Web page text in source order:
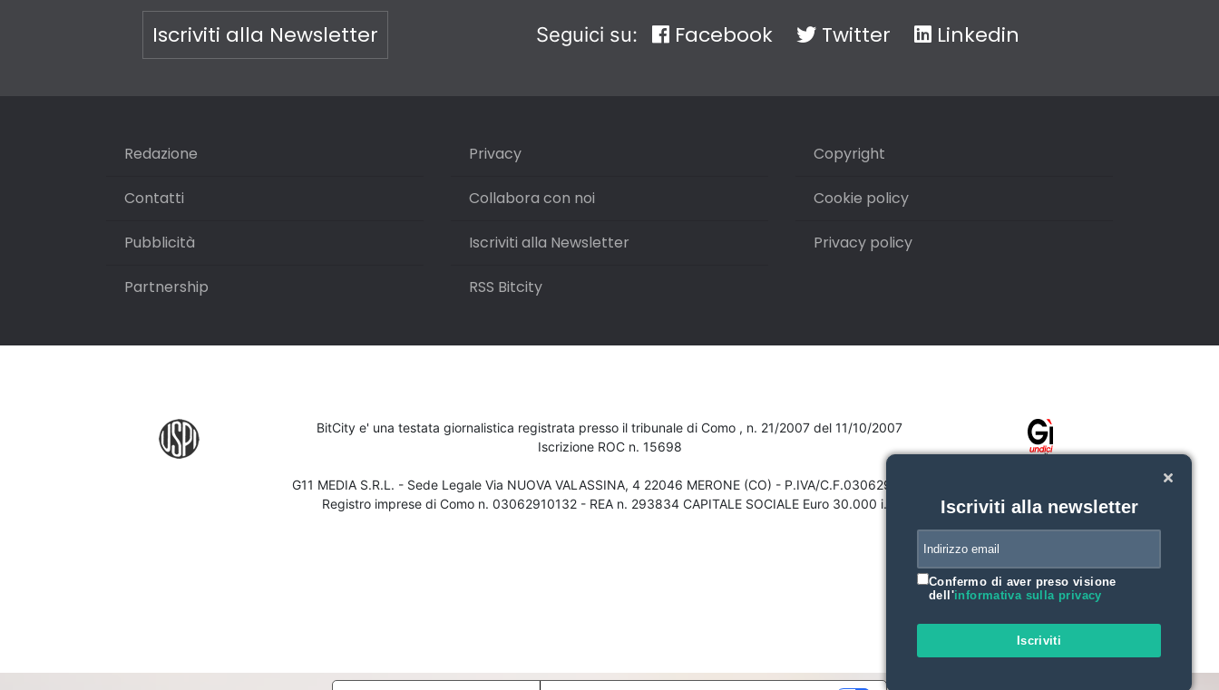
Iscriviti alla Newsletter Seguici su: Facebook Twitter Linkedin
Redazione
Contatti
Pubblicità
Partnership
Privacy
Collabora con noi
Iscriviti alla Newsletter
RSS Bitcity
Copyright
Cookie policy
Privacy policy
BitCity e' una testata giornalistica registrata presso il tribunale di Como , n. 21/2007 del 11/10/2007
Iscrizione ROC n. 15698
G11 MEDIA S.R.L. - Sede Legale Via NUOVA VALASSINA, 4 22046 MERONE (CO) - P.IVA/C.F.03062910132
Registro imprese di Como n. 03062910132 - REA n. 293834 CAPITALE SOCIALE Euro 30.000 i.v.
Iscriviti alla newsletter
Confermo di aver preso visione
dell'informativa sulla privacy
Iscriviti